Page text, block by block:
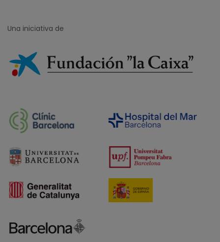
Una iniciativa de